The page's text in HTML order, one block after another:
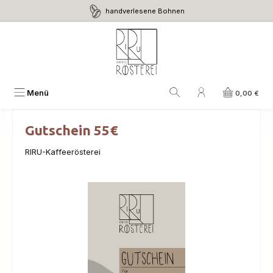
Zum Hauptinhalt springen handverlesene Bohnen
Menü 0,00 €
Gutschein 55€
RIRU-Kaffeerösterei